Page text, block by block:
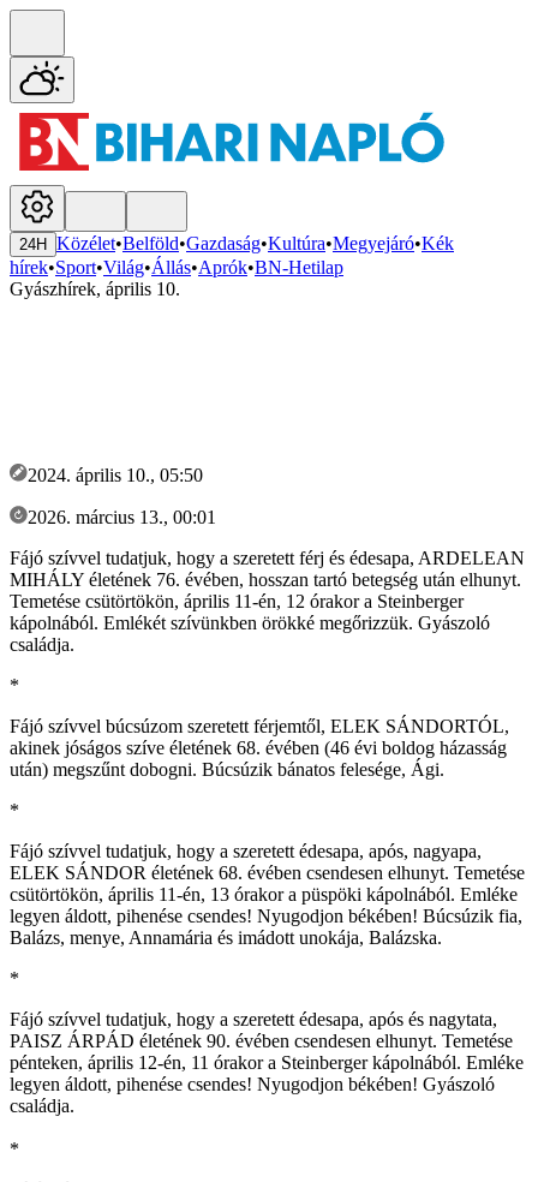
24H Közélet•Belföld•Gazdaság•Kultúra•Megyejáró•Kék
hírek•Sport•Világ•Állás•Aprók•BN-Hetilap
Gyászhírek, április 10.
2024. április 10., 05:50
2026. március 13., 00:01
Fájó szívvel tudatjuk, hogy a szeretett férj és édesapa, ARDELEAN
MIHÁLY életének 76. évében, hosszan tartó betegség után elhunyt.
Temetése csütörtökön, április 11-én, 12 órakor a Steinberger
kápolnából. Emlékét szívünkben örökké megőrizzük. Gyászoló
családja.
*
Fájó szívvel búcsúzom szeretett férjemtől, ELEK SÁNDORTÓL,
akinek jóságos szíve életének 68. évében (46 évi boldog házasság
után) megszűnt dobogni. Búcsúzik bánatos felesége, Ági.
*
Fájó szívvel tudatjuk, hogy a szeretett édesapa, após, nagyapa,
ELEK SÁNDOR életének 68. évében csendesen elhunyt. Temetése
csütörtökön, április 11-én, 13 órakor a püspöki kápolnából. Emléke
legyen áldott, pihenése csendes! Nyugodjon békében! Búcsúzik fia,
Balázs, menye, Annamária és imádott unokája, Balázska.
*
Fájó szívvel tudatjuk, hogy a szeretett édesapa, após és nagytata,
PAISZ ÁRPÁD életének 90. évében csendesen elhunyt. Temetése
pénteken, április 12-én, 11 órakor a Steinberger kápolnából. Emléke
legyen áldott, pihenése csendes! Nyugodjon békében! Gyászoló
családja.
*